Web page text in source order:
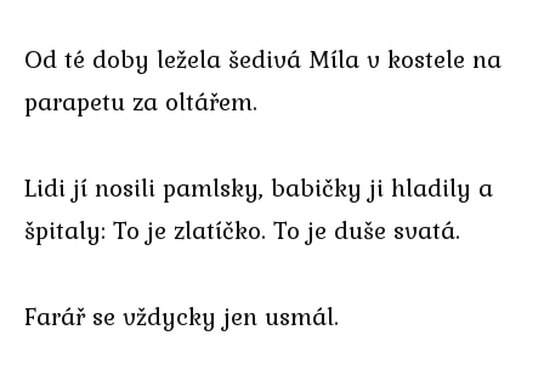
Od té doby ležela šedivá Míla v kostele na
parapetu za oltářem.
Lidi jí nosili pamlsky, babičky ji hladily a
špitaly: To je zlatíčko. To je duše svatá.
Farář se vždycky jen usmál.